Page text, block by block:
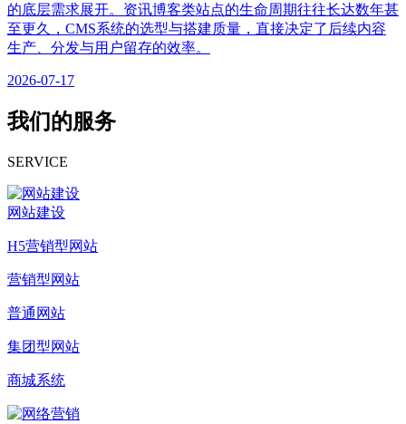
的底层需求展开。资讯博客类站点的生命周期往往长达数年甚
至更久，CMS系统的选型与搭建质量，直接决定了后续内容
生产、分发与用户留存的效率。
2026-07-17
我们的服务
SERVICE
网站建设
H5营销型网站
营销型网站
普通网站
集团型网站
商城系统